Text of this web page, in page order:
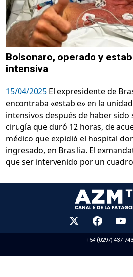
Bolsonaro, operado y
intensiva
15/04/2025 El expresidente de
encontraba «estable» en la
intensivos después de haber sido
cirugía que duró 12 horas, de
médico que expidió el hospital
ingresado, en Brasilia. El
que ser intervenido por un
+54 (0297) 437-